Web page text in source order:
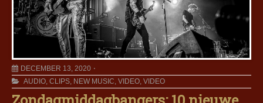
DECEMBER 13, 2020
AUDIO, CLIPS, NEW MUSIC, VIDEO, VIDEO